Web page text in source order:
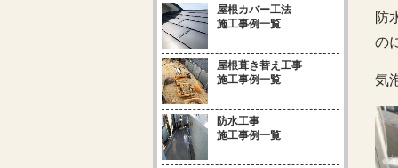
防
の
気
屋根カバー工法
施工事例一覧
屋根葺き替え工事
施工事例一覧
防水工事
施工事例一覧